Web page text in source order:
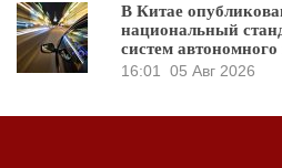
В Китае
национальный
систем
16:01 05 Авг 2026